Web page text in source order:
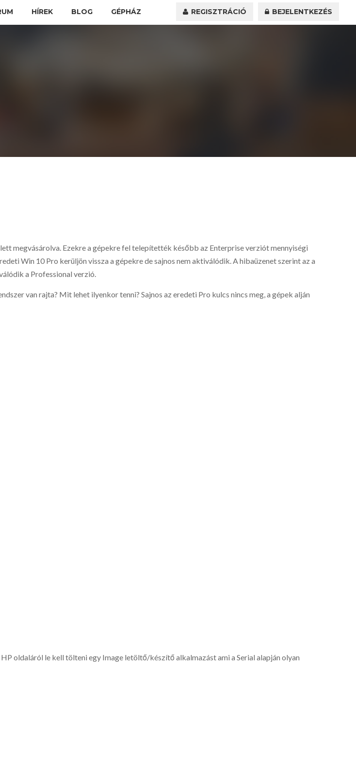
HÍREK BLOG GÉPHÁZ REGISZTRÁCIÓ BEJELENTKEZÉS
megvásárolva. Ezekre a gépekre fel telepítették később az Enterprise verziót mennyiségi
Win 10 Pro kerüljön vissza a gépekre de sajnos nem aktiválódik. A hibaüzenet szerint az a
a Professional verzió.
van rajta? Mit lehet ilyenkor tenni? Sajnos az eredeti Pro kulcs nincs meg, a gépek alján
oldaláról le kell tölteni egy Image letöltő/készítő alkalmazást ami a Serial alapján olyan